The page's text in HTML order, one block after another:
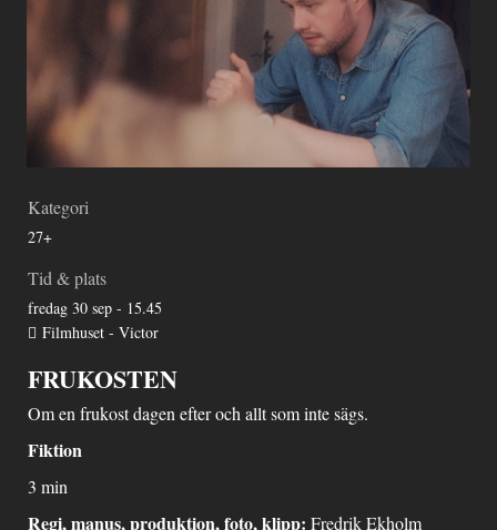
Kategori
27+
Tid & plats
fredag 30 sep - 15.45
Filmhuset - Victor
FRUKOSTEN
Om en frukost dagen efter och allt som inte sägs.
Fiktion
3 min
Regi, manus, produktion, foto, klipp: Fredrik Ekholm